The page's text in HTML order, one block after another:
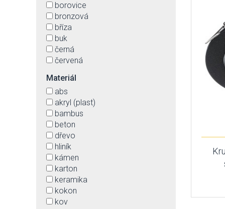
borovice
bronzová
bříza
buk
černá
červená
dub
fialová
grafit
hliník
hnědá
hnědá antika
chrom-lesklý
jantar
kartáčovaný hliník
koňaková
kouřová
krémová
Materiál
abs
akryl (plast)
bambus
beton
dřevo
hliník
kámen
karton
keramika
kokon
kov